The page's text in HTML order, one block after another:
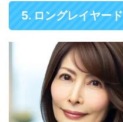
5. ロングレイヤード